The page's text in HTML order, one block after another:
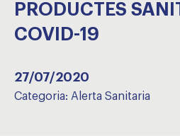
PRODUCTES
COVID-19
27/07/2020
Categoria: Alerta Sanitaria